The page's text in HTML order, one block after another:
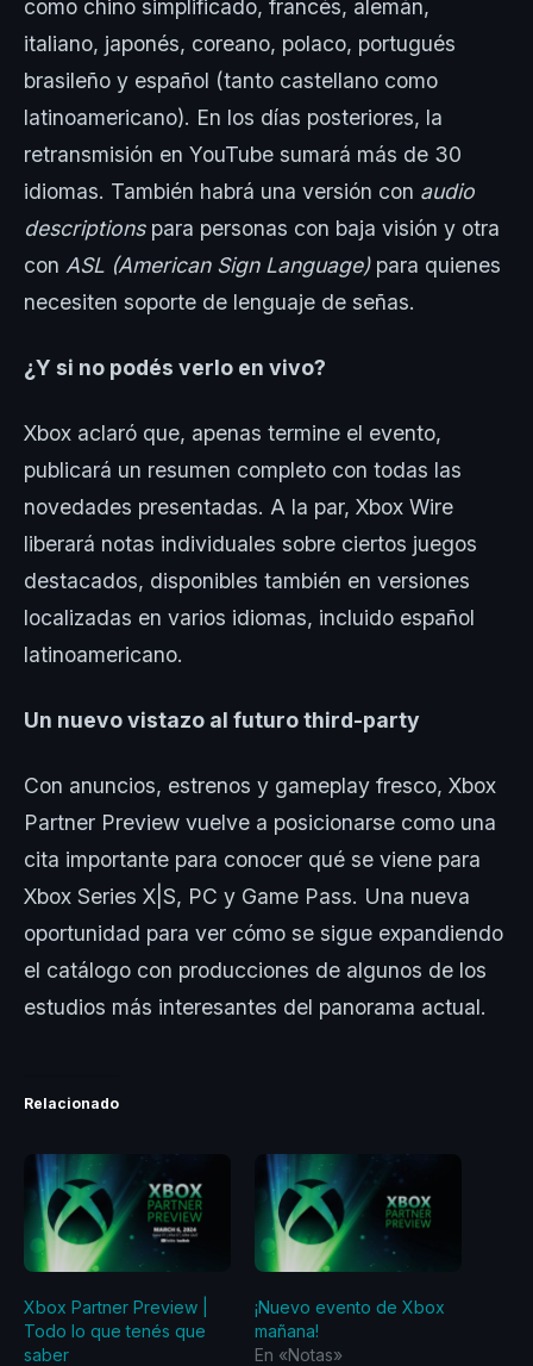
como chino simplificado, francés, alemán,
italiano, japonés, coreano, polaco, portugués
brasileño y español (tanto castellano como
latinoamericano). En los días posteriores, la
retransmisión en YouTube sumará más de 30
idiomas. También habrá una versión con audio
descriptionspara personas con baja visión y otra
con ASL (American Sign Language)para quienes
necesiten soporte de lenguaje de señas.
¿Y si no podés verlo en vivo?
Xbox aclaró que, apenas termine el evento,
publicará un resumen completo con todas las
novedades presentadas. A la par, Xbox Wire
liberará notas individuales sobre ciertos juegos
destacados, disponibles también en versiones
localizadas en varios idiomas, incluido español
latinoamericano.
Un nuevo vistazo al futuro third-party
Con anuncios, estrenos y gameplay fresco, Xbox
Partner Preview vuelve a posicionarse como una
cita importante para conocer qué se viene para
Xbox Series X|S, PC y Game Pass. Una nueva
oportunidad para ver cómo se sigue expandiendo
el catálogo con producciones de algunos de los
estudios más interesantes del panorama actual.
Relacionado
Xbox Partner Preview |
Todo lo que tenés que
saber
¡Nuevo evento de Xbox
mañana!
En «Notas»